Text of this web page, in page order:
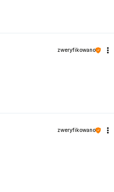
zweryfikowano
zweryfikowano